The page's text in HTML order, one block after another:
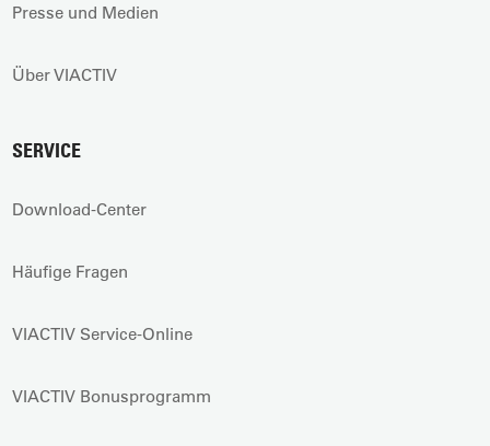
Presse und Medien
Über VIACTIV
SERVICE
Download-Center
Häufige Fragen
VIACTIV Service-Online
VIACTIV Bonusprogramm